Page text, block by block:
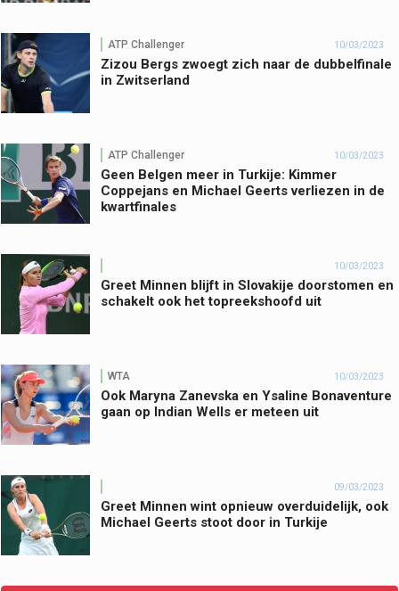
ATP Challenger 10/03/2023
Zizou Bergs zwoegt zich naar de dubbelfinale
in Zwitserland
ATP Challenger 10/03/2023
Geen Belgen meer in Turkije: Kimmer
Coppejans en Michael Geerts verliezen in de
kwartfinales
10/03/2023
Greet Minnen blijft in Slovakije doorstomen en
schakelt ook het topreekshoofd uit
WTA 10/03/2023
Ook Maryna Zanevska en Ysaline Bonaventure
gaan op Indian Wells er meteen uit
09/03/2023
Greet Minnen wint opnieuw overduidelijk, ook
Michael Geerts stoot door in Turkije